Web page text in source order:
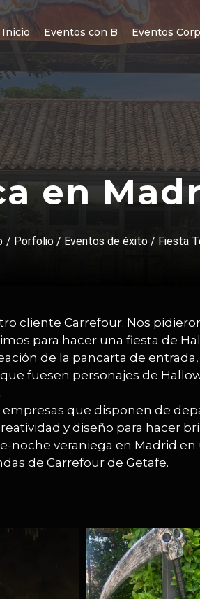
Inicio Eventos con B Eventos
en
/ Porfolio / Eventos de éxito / Fiesta
cliente Carrefour. Nos
para hacer una fiesta de
de la pancarta de
fuesen personajes de
empresas que disponen de
y diseño para hacer
noche veraniega en Madrid en
de Carrefour de Getafe.